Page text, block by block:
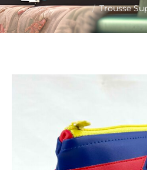
Trousse